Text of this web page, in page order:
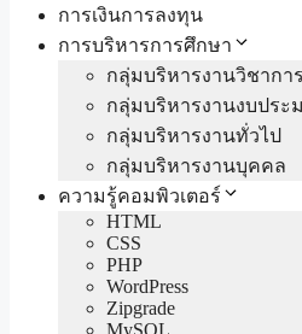
การเงินการลงทุน
การบริหารการศึกษา
กลุ่มบริหารงานวิชาการ
กลุ่มบริหารงานงบประ
กลุ่มบริหารงานทั่วไป
กลุ่มบริหารงานบุคคล
ความรู้คอมพิวเตอร์
HTML
CSS
PHP
WordPress
Zipgrade
MySQL